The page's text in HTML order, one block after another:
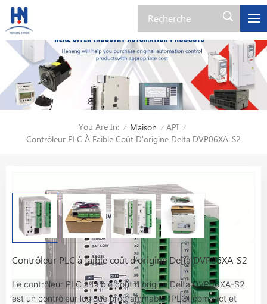
You Are In: / Maison / API /
Contrôleur PLC À Faible Coût D'origine Delta DVP06XA-S2
Contrôleur PLC à faible coût d'origine Delta DVP06XA-S2
Le contrôleur PLC à faible coût d'origine Delta DVP06XA-S2
est un contrôleur logique programmable (PLC) compact et